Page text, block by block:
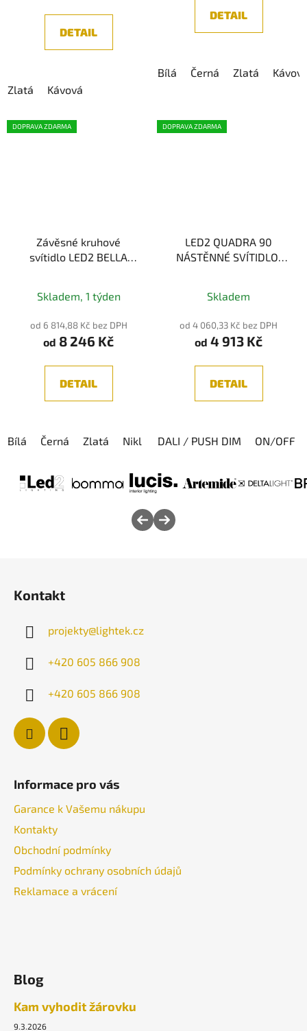
5
DETAIL
Zlatá Kávová
DETAIL
Bílá Černá Zlatá
DOPRAVA ZDARMA
Závěsné kruhové
svítidlo LED2 BELLA
Skladem, 1 týden
od 6 814,88 Kč bez DPH
od 8 246 Kč
DETAIL
Bílá Černá Zlatá Nikl Kávová
DOPRAVA ZDARMA
LED2 QUADRA 90
NÁSTĚNNÉ SVÍTIDLO,
Skladem
od 4 060,33 Kč bez DPH
od 4 913 Kč
DETAIL
DALI / PUSH DIM ON/OFF
Kontakt
projekty@lightek.cz
+420 605 866 908
+420 605 866 908
Informace pro vás
Garance k Vašemu nákupu
Kontakty
Obchodní podmínky
Podmínky ochrany osobních údajů
Reklamace a vrácení
Blog
Kam vyhodit žárovku
9.3.2026